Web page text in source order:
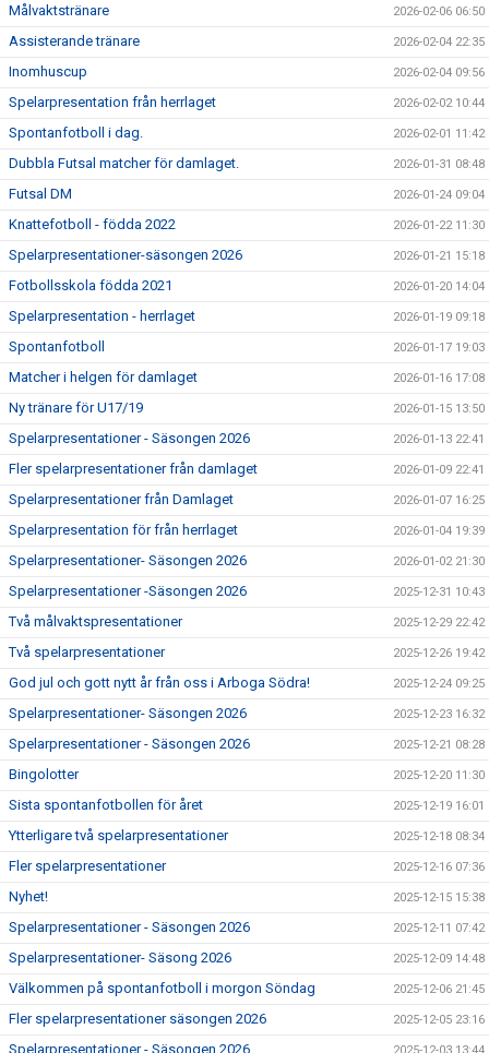
Målvaktstränare 2026-02-06 06:50
Assisterande tränare 2026-02-04 22:35
Inomhuscup 2026-02-04 09:56
Spelarpresentation från herrlaget 2026-02-02 10:44
Spontanfotboll i dag. 2026-02-01 11:42
Dubbla Futsal matcher för damlaget. 2026-01-31 08:48
Futsal DM 2026-01-24 09:04
Knattefotboll - födda 2022 2026-01-22 11:30
Spelarpresentationer-säsongen 2026 2026-01-21 15:18
Fotbollsskola födda 2021 2026-01-20 14:04
Spelarpresentation - herrlaget 2026-01-19 09:18
Spontanfotboll 2026-01-17 19:03
Matcher i helgen för damlaget 2026-01-16 17:08
Ny tränare för U17/19 2026-01-15 13:50
Spelarpresentationer - Säsongen 2026 2026-01-13 22:41
Fler spelarpresentationer från damlaget 2026-01-09 22:41
Spelarpresentationer från Damlaget 2026-01-07 16:25
Spelarpresentation för från herrlaget 2026-01-04 19:39
Spelarpresentationer- Säsongen 2026 2026-01-02 21:30
Spelarpresentationer -Säsongen 2026 2025-12-31 10:43
Två målvaktspresentationer 2025-12-29 22:42
Två spelarpresentationer 2025-12-26 19:42
God jul och gott nytt år från oss i Arboga Södra! 2025-12-24 09:25
Spelarpresentationer- Säsongen 2026 2025-12-23 16:32
Spelarpresentationer - Säsongen 2026 2025-12-21 08:28
Bingolotter 2025-12-20 11:30
Sista spontanfotbollen för året 2025-12-19 16:01
Ytterligare två spelarpresentationer 2025-12-18 08:34
Fler spelarpresentationer 2025-12-16 07:36
Nyhet! 2025-12-15 15:38
Spelarpresentationer - Säsongen 2026 2025-12-11 07:42
Spelarpresentationer- Säsong 2026 2025-12-09 14:48
Välkommen på spontanfotboll i morgon Söndag 2025-12-06 21:45
Fler spelarpresentationer säsongen 2026 2025-12-05 23:16
Spelarpresentationer - Säsongen 2026 2025-12-03 13:44